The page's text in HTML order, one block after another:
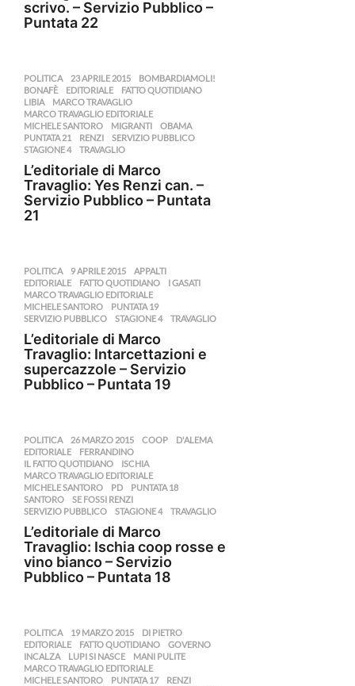
scrivo. – Servizio Pubblico –
Puntata 22
POLITICA 23 APRILE 2015 ,BOMBARDIAMOLI!
BONAFÈ
,EDITORIALE ,FATTO QUOTIDIANO
LIBIA
,MARCO TRAVAGLIO
MARCO TRAVAGLIO EDITORIALE
MICHELE SANTORO
,MIGRANTI ,OBAMA
PUNTATA 21
,RENZI ,SERVIZIO PUBBLICO
STAGIONE 4
,TRAVAGLIO
L’editoriale di Marco
Travaglio: Yes Renzi can. –
Servizio Pubblico – Puntata
21
POLITICA 9 APRILE 2015 ,APPALTI
EDITORIALE
,FATTO QUOTIDIANO ,I GASATI
MARCO TRAVAGLIO EDITORIALE
MICHELE SANTORO
,PUNTATA 19
SERVIZIO PUBBLICO
,STAGIONE 4 ,TRAVAGLIO
L’editoriale di Marco
Travaglio: Intarcettazioni e
supercazzole – Servizio
Pubblico – Puntata 19
POLITICA 26 MARZO 2015 ,COOP ,D'ALEMA
EDITORIALE
,FERRANDINO
IL FATTO QUOTIDIANO
,ISCHIA
MARCO TRAVAGLIO EDITORIALE
MICHELE SANTORO
,PD ,PUNTATA 18
SANTORO
,SE FOSSI RENZI
SERVIZIO PUBBLICO
,STAGIONE 4 ,TRAVAGLIO
L’editoriale di Marco
Travaglio: Ischia coop rosse e
vino bianco – Servizio
Pubblico – Puntata 18
POLITICA 19 MARZO 2015 ,DI PIETRO
EDITORIALE
,FATTO QUOTIDIANO ,GOVERNO
INCALZA
,LUPI SI NASCE ,MANI PULITE
MARCO TRAVAGLIO EDITORIALE
MICHELE SANTORO
,PUNTATA 17 ,RENZI